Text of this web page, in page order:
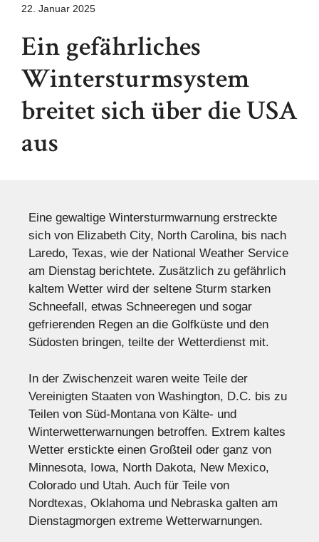
22. Januar 2025
Ein gefährliches
Wintersturmsystem
breitet sich über die USA
aus
Eine gewaltige Wintersturmwarnung erstreckte
sich von Elizabeth City, North Carolina, bis nach
Laredo, Texas, wie der National Weather Service
am Dienstag berichtete. Zusätzlich zu gefährlich
kaltem Wetter wird der seltene Sturm starken
Schneefall, etwas Schneeregen und sogar
gefrierenden Regen an die Golfküste und den
Südosten bringen, teilte der Wetterdienst mit.
In der Zwischenzeit waren weite Teile der
Vereinigten Staaten von Washington, D.C. bis zu
Teilen von Süd-Montana von Kälte- und
Winterwetterwarnungen betroffen. Extrem kaltes
Wetter erstickte einen Großteil oder ganz von
Minnesota, Iowa, North Dakota, New Mexico,
Colorado und Utah. Auch für Teile von
Nordtexas, Oklahoma und Nebraska galten am
Dienstagmorgen extreme Wetterwarnungen.